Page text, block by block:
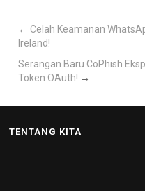
← Celah Keamanan
Ireland!
Serangan Baru CoPhish
Token OAuth! →
TENTANG KITA